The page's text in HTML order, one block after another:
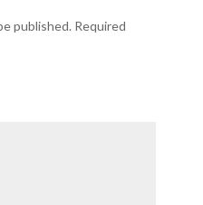
published. Required